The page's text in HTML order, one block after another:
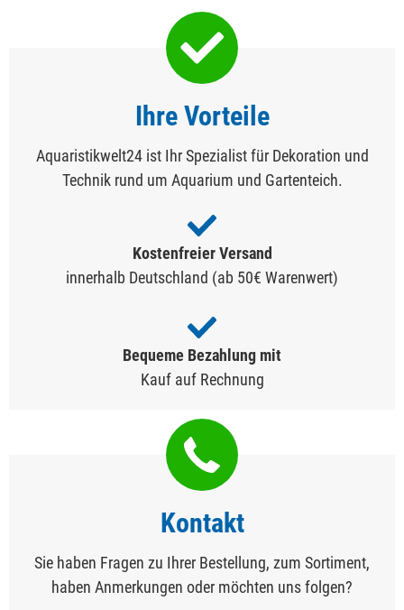
Ihre Vorteile
Aquaristikwelt24 ist Ihr Spezialist für Dekoration und
Technik rund um Aquarium und Gartenteich.
Kostenfreier Versand
innerhalb Deutschland (ab 50€ Warenwert)
Bequeme Bezahlung mit
Kauf auf Rechnung
Kontakt
Sie haben Fragen zu Ihrer Bestellung, zum Sortiment,
haben Anmerkungen oder möchten uns folgen?